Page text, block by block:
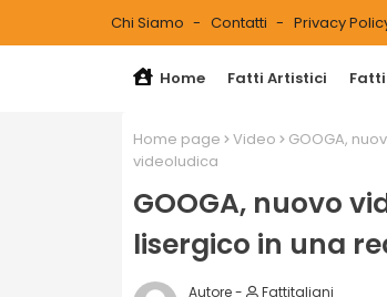
Chi Siamo Contatti Privacy
Home Fatti Artistici
Home page Video
GOOGA,
videoludica
GOOGA, nuovo
lisergico in una
Fattitaliani